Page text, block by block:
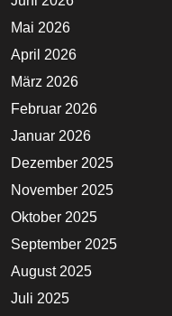
Mai 2026
April 2026
März 2026
Februar 2026
Januar 2026
Dezember 2025
November 2025
Oktober 2025
September 2025
August 2025
Juli 2025